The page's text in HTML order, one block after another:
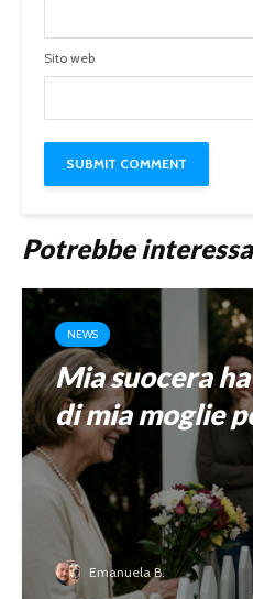
Sito web
Potrebbe
NEWS
Mia suocera
di mia moglie
Emanuela B.